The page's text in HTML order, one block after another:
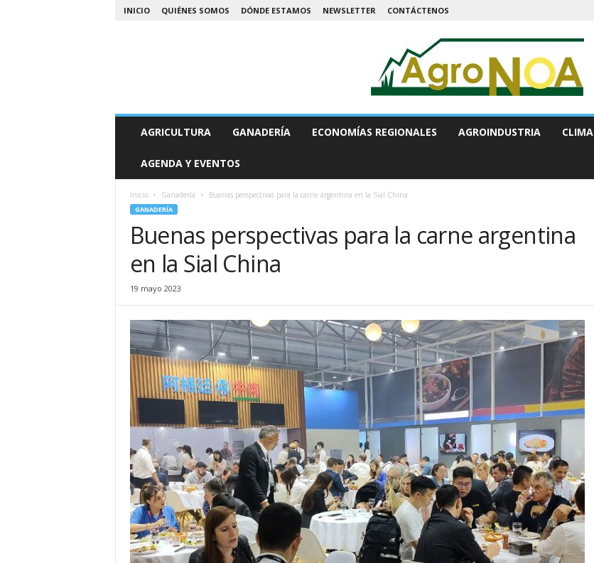
INICIO QUIÉNES SOMOS DÓNDE ESTAMOS NEWSLETTER CONTÁCTENOS
N
AGRICULTURA GANADERÍA ECONOMÍAS REGIONALES AGROINDUSTRIA CLIMA
AGENDA Y EVENTOS
Inicio Ganadería Buenas perspectivas para la carne argentina en la Sial China
GANADERÍA
Buenas perspectivas para la carne argentina
en la Sial China
19 mayo 2023